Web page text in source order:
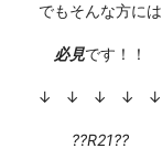
でもそんな方には
必見です！！
↓ ↓ ↓ ↓ ↓
??R21??